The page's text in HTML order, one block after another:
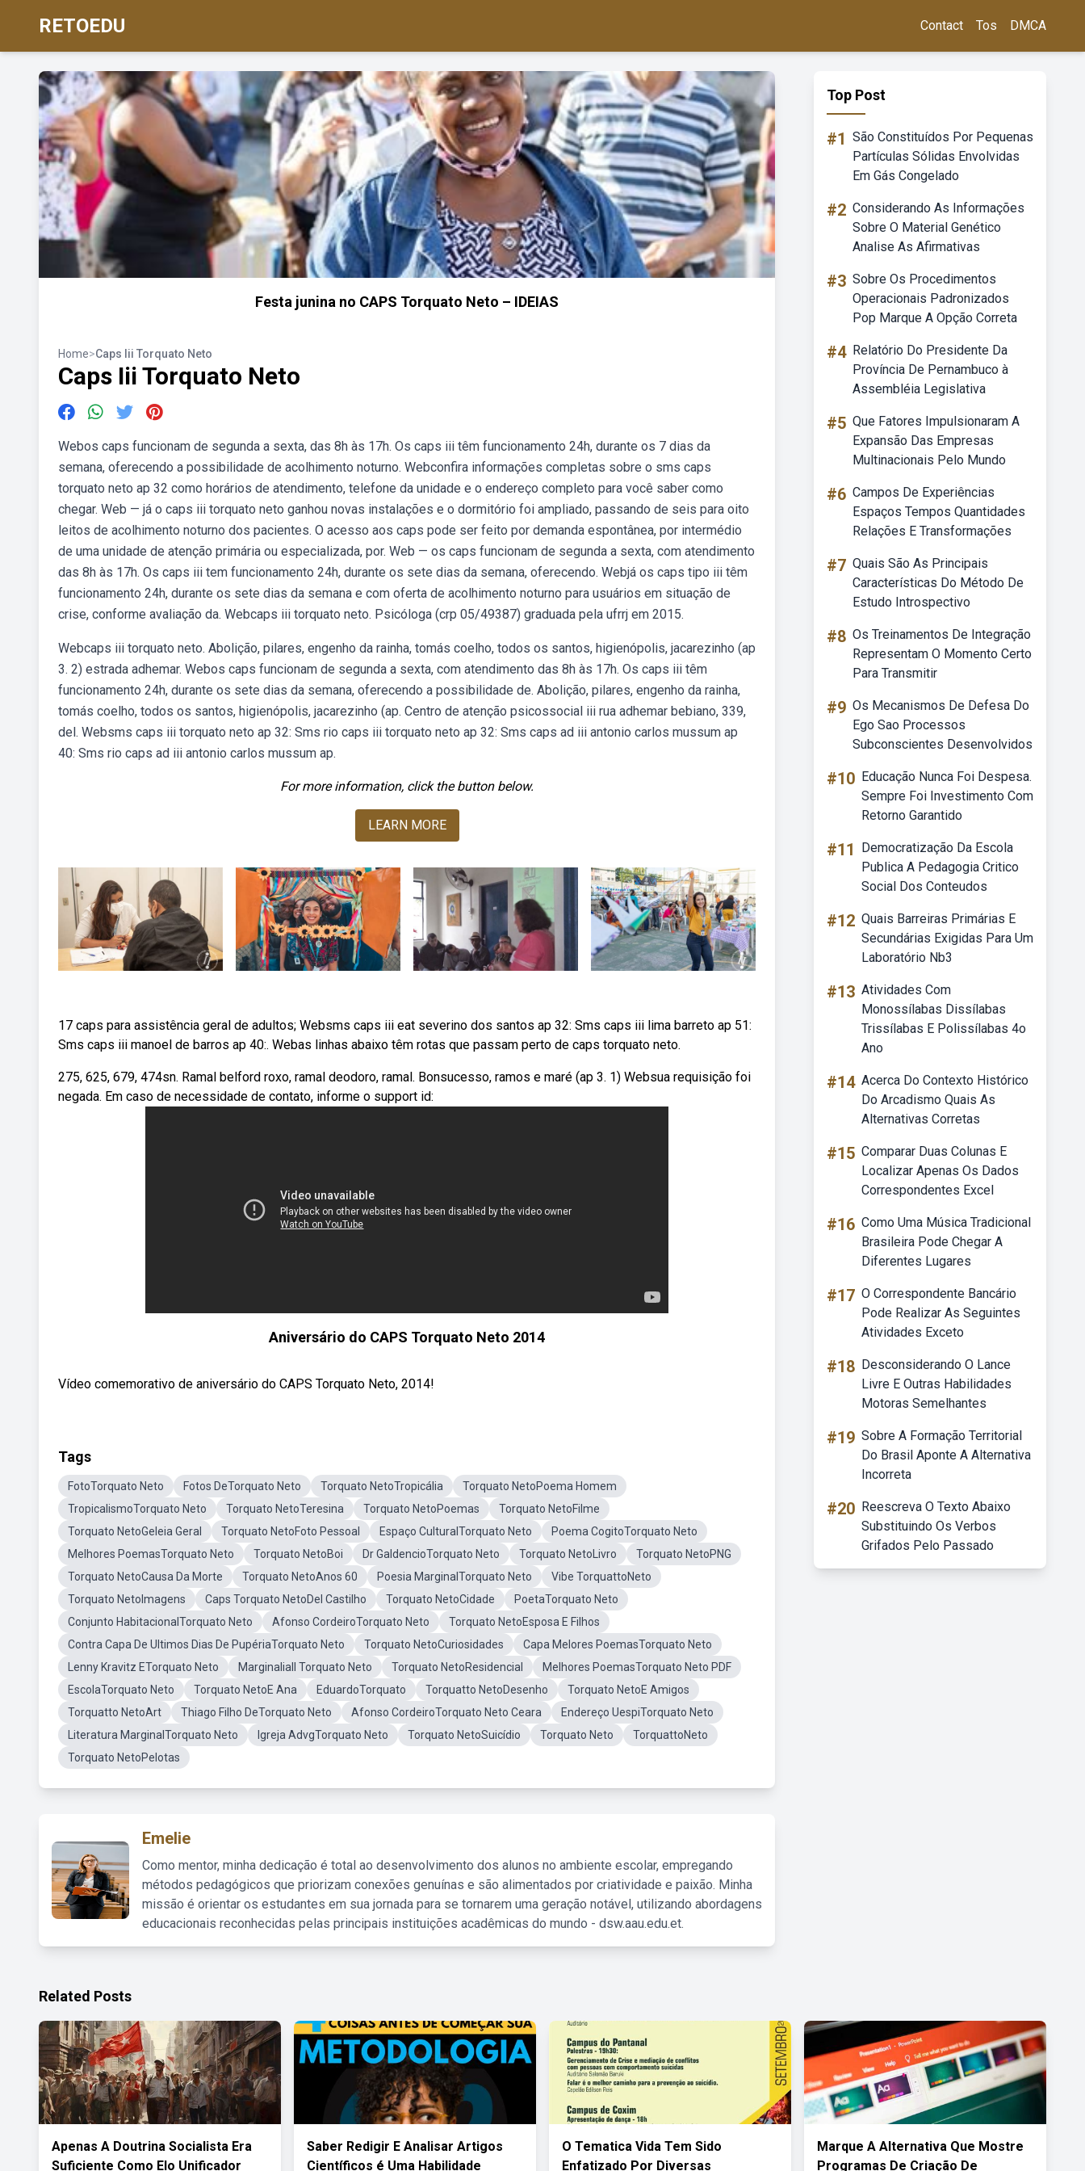
RETOEDU Contact Tos DMCA
Festa junina no CAPS Torquato Neto – IDEIAS
Home>Caps Iii Torquato Neto
Caps Iii Torquato Neto
Webos caps funcionam de segunda a sexta, das 8h às 17h. Os caps iii têm funcionamento 24h, durante os 7 dias da
semana, oferecendo a possibilidade de acolhimento noturno. Webconfira informações completas sobre o sms caps
torquato neto ap 32 como horários de atendimento, telefone da unidade e o endereço completo para você saber como
chegar. Web — já o caps iii torquato neto ganhou novas instalações e o dormitório foi ampliado, passando de seis para oito
leitos de acolhimento noturno dos pacientes. O acesso aos caps pode ser feito por demanda espontânea, por intermédio
de uma unidade de atenção primária ou especializada, por. Web — os caps funcionam de segunda a sexta, com atendimento
das 8h às 17h. Os caps iii tem funcionamento 24h, durante os sete dias da semana, oferecendo. Webjá os caps tipo iii têm
funcionamento 24h, durante os sete dias da semana e com oferta de acolhimento noturno para usuários em situação de
crise, conforme avaliação da. Webcaps iii torquato neto. Psicóloga (crp 05/49387) graduada pela ufrrj em 2015.
Webcaps iii torquato neto. Abolição, pilares, engenho da rainha, tomás coelho, todos os santos, higienópolis, jacarezinho (ap
3. 2) estrada adhemar. Webos caps funcionam de segunda a sexta, com atendimento das 8h às 17h. Os caps iii têm
funcionamento 24h, durante os sete dias da semana, oferecendo a possibilidade de. Abolição, pilares, engenho da rainha,
tomás coelho, todos os santos, higienópolis, jacarezinho (ap. Centro de atenção psicossocial iii rua adhemar bebiano, 339,
del. Websms caps iii torquato neto ap 32: Sms rio caps iii torquato neto ap 32: Sms caps ad iii antonio carlos mussum ap
40: Sms rio caps ad iii antonio carlos mussum ap.
For more information, click the button below.
LEARN MORE
17 caps para assistência geral de adultos; Websms caps iii eat severino dos santos ap 32: Sms caps iii lima barreto ap 51:
Sms caps iii manoel de barros ap 40:. Webas linhas abaixo têm rotas que passam perto de caps torquato neto.
275, 625, 679, 474sn. Ramal belford roxo, ramal deodoro, ramal. Bonsucesso, ramos e maré (ap 3. 1) Websua requisição foi
negada. Em caso de necessidade de contato, informe o support id:
Aniversário do CAPS Torquato Neto 2014
Vídeo comemorativo de aniversário do CAPS Torquato Neto, 2014!
Tags
FotoTorquato Neto Fotos DeTorquato Neto Torquato NetoTropicália
Torquato NetoPoema Homem
TropicalismoTorquato Neto
Torquato NetoTeresina Torquato NetoPoemas
Torquato NetoFilme
Torquato NetoGeleia Geral
Torquato NetoFoto Pessoal Espaço CulturalTorquato Neto
Poema CogitoTorquato Neto
Melhores PoemasTorquato Neto
Torquato NetoBoi Dr GaldencioTorquato Neto Torquato NetoLivro
Torquato NetoPNG
Torquato NetoCausa Da Morte
Torquato NetoAnos 60 Poesia MarginalTorquato Neto
Vibe TorquattoNeto
Torquato NetoImagens
Caps Torquato NetoDel Castilho Torquato NetoCidade
PoetaTorquato Neto
Conjunto HabitacionalTorquato Neto
Afonso CordeiroTorquato Neto
Torquato NetoEsposa E Filhos
Contra Capa De Ultimos Dias De PupériaTorquato Neto
Torquato NetoCuriosidades
Capa Melores PoemasTorquato Neto
Lenny Kravitz ETorquato Neto
MarginaliaII Torquato Neto Torquato NetoResidencial
Melhores PoemasTorquato Neto PDF
EscolaTorquato Neto
Torquato NetoE Ana EduardoTorquato Torquatto NetoDesenho
Torquato NetoE Amigos
Torquatto NetoArt
Thiago Filho DeTorquato Neto Afonso CordeiroTorquato Neto Ceara
Endereço UespiTorquato Neto
Literatura MarginalTorquato Neto
Igreja AdvgTorquato Neto Torquato NetoSuicídio Torquato Neto
TorquattoNeto
Torquato NetoPelotas
Emelie
Como mentor, minha dedicação é total ao desenvolvimento dos alunos no ambiente escolar, empregando
métodos pedagógicos que priorizam conexões genuínas e são alimentados por criatividade e paixão. Minha
missão é orientar os estudantes em sua jornada para se tornarem uma geração notável, utilizando abordagens
educacionais reconhecidas pelas principais instituições acadêmicas do mundo - dsw.aau.edu.et.
Top Post
#1 São Constituídos Por Pequenas
Partículas Sólidas Envolvidas
Em Gás Congelado
#2 Considerando As Informações
Sobre O Material Genético
Analise As Afirmativas
#3 Sobre Os Procedimentos
Operacionais Padronizados
Pop Marque A Opção Correta
#4 Relatório Do Presidente Da
Província De Pernambuco à
Assembléia Legislativa
#5 Que Fatores Impulsionaram A
Expansão Das Empresas
Multinacionais Pelo Mundo
#6 Campos De Experiências
Espaços Tempos Quantidades
Relações E Transformações
#7 Quais São As Principais
Características Do Método De
Estudo Introspectivo
#8 Os Treinamentos De Integração
Representam O Momento Certo
Para Transmitir
#9 Os Mecanismos De Defesa Do
Ego Sao Processos
Subconscientes Desenvolvidos
#10 Educação Nunca Foi Despesa.
Sempre Foi Investimento Com
Retorno Garantido
#11
Democratização Da Escola
Publica A Pedagogia Critico
Social Dos Conteudos
#12 Quais Barreiras Primárias E
Secundárias Exigidas Para Um
Laboratório Nb3
#13 Atividades Com
Monossílabas Dissílabas
Trissílabas E Polissílabas 4o
Ano
#14 Acerca Do Contexto Histórico
Do Arcadismo Quais As
Alternativas Corretas
#15 Comparar Duas Colunas E
Localizar Apenas Os Dados
Correspondentes Excel
#16 Como Uma Música Tradicional
Brasileira Pode Chegar A
Diferentes Lugares
#17 O Correspondente Bancário
Pode Realizar As Seguintes
Atividades Exceto
#18 Desconsiderando O Lance
Livre E Outras Habilidades
Motoras Semelhantes
#19 Sobre A Formação Territorial
Do Brasil Aponte A Alternativa
Incorreta
#20 Reescreva O Texto Abaixo
Substituindo Os Verbos
Grifados Pelo Passado
Related Posts
Apenas A Doutrina Socialista Era
Suficiente Como Elo Unificador
Saber Redigir E Analisar Artigos
Científicos é Uma Habilidade
O Tematica Vida Tem Sido
Enfatizado Por Diversas
Marque A Alternativa Que Mostre
Programas De Criação De